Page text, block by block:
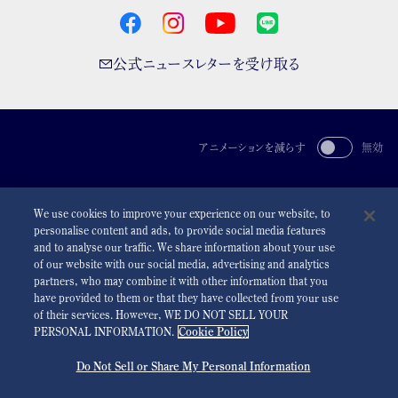
公式ニュースレターを受け取る
アニメーションを減らす 無効
アクセシビリティ
©2026 Seiko Watch Corporation
We use cookies to improve your experience on our website, to
personalise content and ads, to provide social media features
and to analyse our traffic. We share information about your use
of our website with our social media, advertising and analytics
partners, who may combine it with other information that you
have provided to them or that they have collected from your use
of their services. However, WE DO NOT SELL YOUR
PERSONAL INFORMATION. Cookie Policy
Do Not Sell or Share My Personal Information